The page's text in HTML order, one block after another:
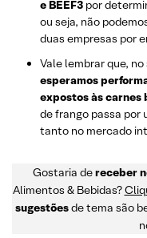
e BEEF3 por
ou seja, não
duas empresas por
Vale lembrar que,
esperamos
expostos às carnes
de frango passa por
tanto no mercado
Gostaria dereceber
Alimentos & Bebidas?
sugestõesde tema são